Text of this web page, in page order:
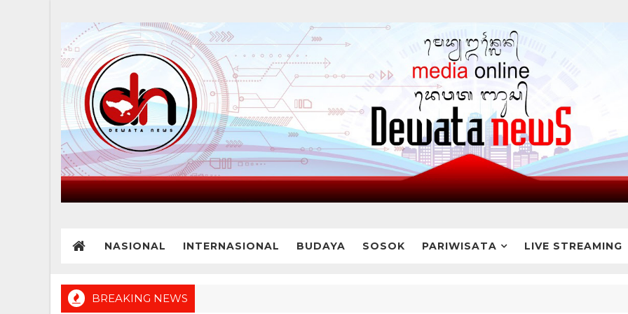
NASIONAL INTERNASIONAL BUDAYA SOSOK PARIWISATA LIVE STREAMING
BREAKING NEWS